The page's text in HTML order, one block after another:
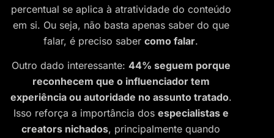
percentual se aplica à atratividade do conteúdo
em si. Ou seja, não basta apenas saber do que
falar, é preciso saber como falar.
Outro dado interessante: 44% seguem porque
reconhecem que o influenciador tem
experiência ou autoridade no assunto tratado.
Isso reforça a importância dos especialistas e
creators nichados, principalmente quando